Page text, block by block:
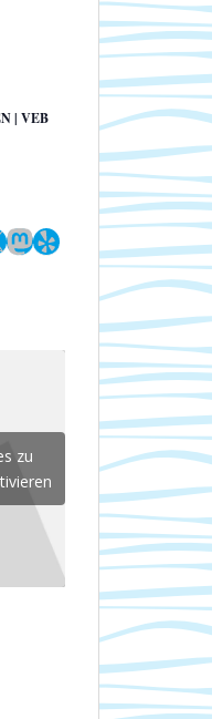
| VEB
Mastodon
Yelp
zu